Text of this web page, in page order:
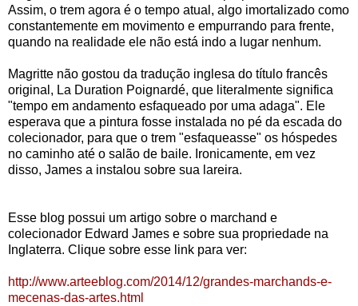
Assim, o trem agora é o tempo atual, algo imortalizado como
constantemente em movimento e empurrando para frente,
quando na realidade ele não está indo a lugar nenhum.
Magritte não gostou da tradução inglesa do título francês
original, La Duration Poignardé, que literalmente significa
"tempo em andamento esfaqueado por uma adaga". Ele
esperava que a pintura fosse instalada no pé da escada do
colecionador, para que o trem "esfaqueasse" os hóspedes
no caminho até o salão de baile. Ironicamente, em vez
disso, James a instalou sobre sua lareira.
Esse blog possui um artigo sobre o marchand e
colecionador Edward James e sobre sua propriedade na
Inglaterra. Clique sobre esse link para ver:
http://www.arteeblog.com/2014/12/grandes-marchands-e-
mecenas-das-artes.html